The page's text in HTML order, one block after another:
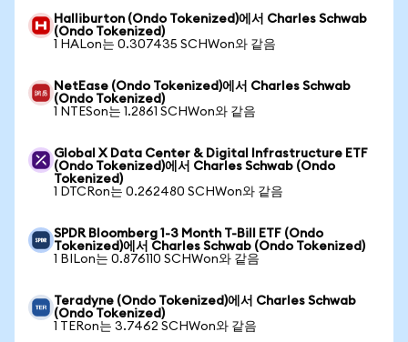
Halliburton (Ondo Tokenized)에서 Charles Schwab
(Ondo Tokenized)
1 HALon는 0.307435 SCHWon와 같음
NetEase (Ondo Tokenized)에서 Charles Schwab
(Ondo Tokenized)
1 NTESon는 1.2861 SCHWon와 같음
Global X Data Center & Digital Infrastructure ETF
(Ondo Tokenized)에서 Charles Schwab (Ondo
Tokenized)
1 DTCRon는 0.262480 SCHWon와 같음
SPDR Bloomberg 1-3 Month T-Bill ETF (Ondo
Tokenized)에서 Charles Schwab (Ondo Tokenized)
1 BILon는 0.876110 SCHWon와 같음
Teradyne (Ondo Tokenized)에서 Charles Schwab
(Ondo Tokenized)
1 TERon는 3.7462 SCHWon와 같음